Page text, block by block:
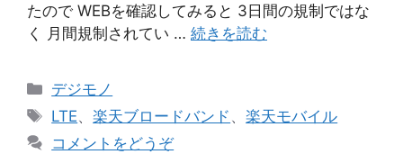
たので WEBを確認してみると 3日間の規制ではな
く 月間規制されてい … 続きを読む
カ
テ
デジモノ
タ
LTE、楽天ブロードバンド 、楽天モバイル
コメントをどうぞ